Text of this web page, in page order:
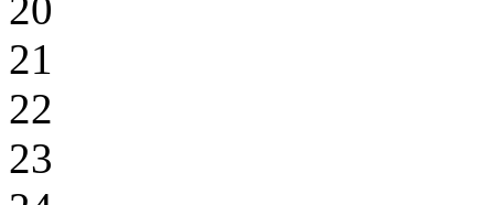
21
22
23